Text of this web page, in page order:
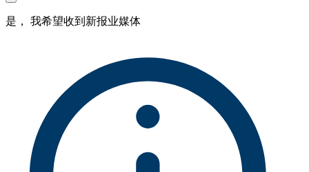
是， 我希望收到新报业媒体